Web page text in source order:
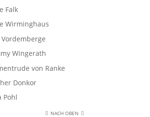
Falk
Wirminghaus
Vordemberge
Wingerath
von Ranke
Donkor
Pohl
NACH OBEN